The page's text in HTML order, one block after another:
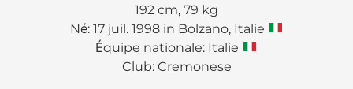
192 cm, 79 kg
Né: 17 juil. 1998 in Bolzano, Italie
Équipe nationale: Italie
Club: Cremonese